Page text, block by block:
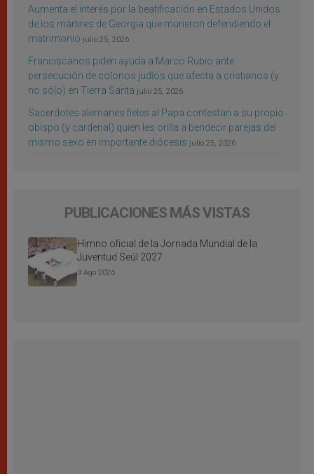
Aumenta el interés por la beatificación en Estados Unidos
de los mártires de Georgia que murieron defendiendo el
matrimonio julio 25, 2026
Franciscanos piden ayuda a Marco Rubio ante
persecución de colonos judíos que afecta a cristianos (y
no sólo) en Tierra Santa julio 25, 2026
Sacerdotes alemanes fieles al Papa contestan a su propio
obispo (y cardenal) quien les orilla a bendecir parejas del
mismo sexo en importante diócesis julio 25, 2026
PUBLICACIONES MÁS VISTAS
Himno oficial de la Jornada Mundial de la
Juventud Seúl 2027
3 Ago 2026